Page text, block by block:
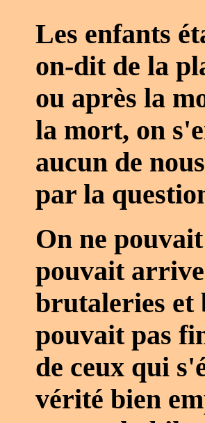
Les enfants
on-dit de la
ou après la
la mort, on
aucun de
par la
On ne
pouvait
brutaleries et
pouvait pas
de ceux qui
vérité bien